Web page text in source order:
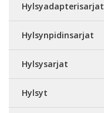
Hylsyadapterisarjat
Hylsynpidinsarjat
Hylsysarjat
Hylsyt